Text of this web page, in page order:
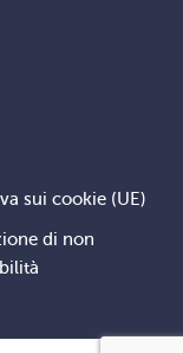
sui cookie (UE)
di non